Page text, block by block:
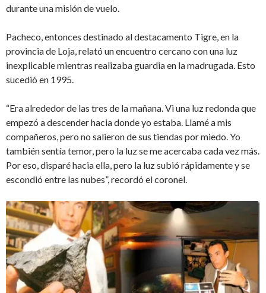
durante una misión de vuelo.
Pacheco, entonces destinado al destacamento Tigre, en la
provincia de Loja, relató un encuentro cercano con una luz
inexplicable mientras realizaba guardia en la madrugada. Esto
sucedió en 1995.
“Era alrededor de las tres de la mañana. Vi una luz redonda que
empezó a descender hacia donde yo estaba. Llamé a mis
compañeros, pero no salieron de sus tiendas por miedo. Yo
también sentía temor, pero la luz se me acercaba cada vez más.
Por eso, disparé hacia ella, pero la luz subió rápidamente y se
escondió entre las nubes”, recordó el coronel.